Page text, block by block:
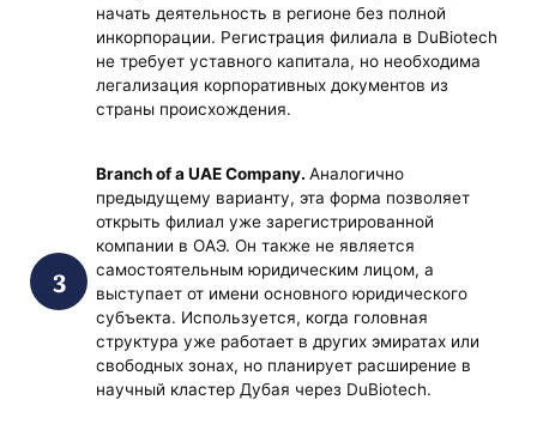
начать деятельность в регионе без полной
инкорпорации. Регистрация филиала в DuBiotech
не требует уставного капитала, но необходима
легализация корпоративных документов из
страны происхождения.
Branch of a UAE Company. Аналогично
предыдущему варианту, эта форма позволяет
открыть филиал уже зарегистрированной
компании в ОАЭ. Он также не является
самостоятельным юридическим лицом, а
выступает от имени основного юридического
субъекта. Используется, когда головная
структура уже работает в других эмиратах или
свободных зонах, но планирует расширение в
научный кластер Дубая через DuBiotech.